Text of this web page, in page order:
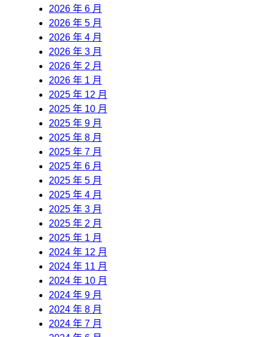
2026 年 6 月
2026 年 5 月
2026 年 4 月
2026 年 3 月
2026 年 2 月
2026 年 1 月
2025 年 12 月
2025 年 10 月
2025 年 9 月
2025 年 8 月
2025 年 7 月
2025 年 6 月
2025 年 5 月
2025 年 4 月
2025 年 3 月
2025 年 2 月
2025 年 1 月
2024 年 12 月
2024 年 11 月
2024 年 10 月
2024 年 9 月
2024 年 8 月
2024 年 7 月